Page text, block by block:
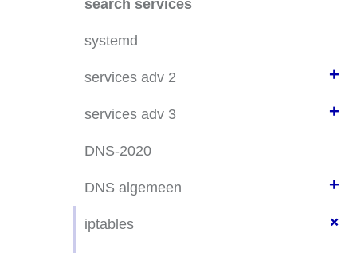
Content
search services
systemd
+
services adv 2
ubuntu 20.04 static net
ssh advanced
+
services adv 3
timeline project (AVO3-2021) // VDO2026
syslog server
DNS-2020
+
DNS algemeen
DNS basic setup +
iptables